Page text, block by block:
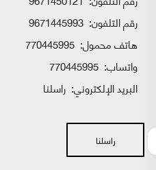
رقم التلفون: 9671445993
هاتف محمول: 770445995
واتساب:
البريد الإلكتروني: راسلنا
راسلنا